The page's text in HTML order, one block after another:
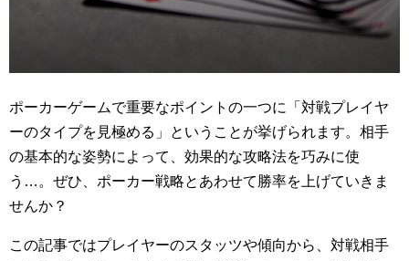
ポーカーゲームで重要なポイントの一つに「対戦プレイヤ
ーのタイプを見極める」ということが挙げられます。相手
の基本的な姿勢によって、効果的な攻略法を巧みに使
う…。ぜひ、ポーカー戦略とあわせて勝率を上げていきま
せんか？
この記事ではプレイヤーのスタッツや傾向から、対戦相手